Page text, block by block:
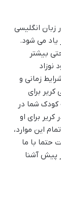
انگلیسی
می شود.
بیشتر
نوزاد
زمانی و
کریر برای
کودک شما در
برای او
این موارد،
حتما با ما
پیش آشنا